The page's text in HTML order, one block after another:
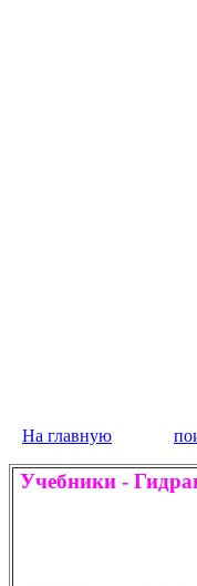
На главную
Учебники -